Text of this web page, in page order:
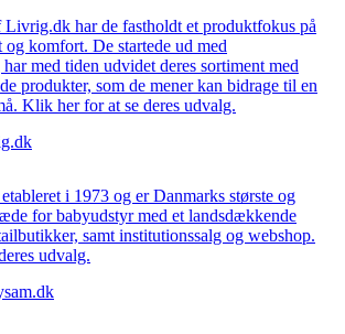
Livrig.dk har de fastholdt et produktfokus på
komfort. De startede ud med
med tiden udvidet deres sortiment med
produkter, som de mener kan bidrage til en
Klik her for at se deres udvalg.
i 1973 og er Danmarks største og
for babyudstyr med et landsdækkende
samt institutionssalg og webshop.
udvalg.